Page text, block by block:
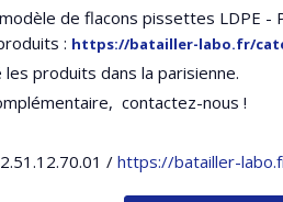
de flacons pissettes LDPE -
: https://batailler-labo.fr/
produits dans la parisienne.
contactez-nous !
/https://batailler-